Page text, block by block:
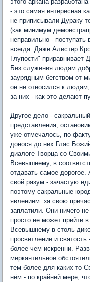
этого аркана
- это самая интересная
не приписывали Дураку
(как минимум
неправильно - поступать
всегда. Даже Алистер
Глупости"
Без служения людям
заурядным бегством от
он не относился к
за них - как это делают
Другое дело -
представления,
уже отмечалось, по
донося до них Глас
диалоге Творца со
Всевышнему, в
отдавать самое
свой разум - зачастую
поэтому сакральные
явлением: за свою
заплатили. Они ничего
просто не может прийти
Всевышнему в столь
просветление и
более чем искренни.
меркантильное
тем более для каких-то
нём - по крайней мере,